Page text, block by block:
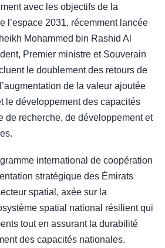
avec les objectifs de la
l’espace 2031, récemment lancée
Mohammed bin Rashid Al
Premier ministre et Souverain
le doublement des retours de
de la valeur ajoutée
le développement des capacités
de recherche, de développement et
international de coopération
stratégique des Émirats
spatial, axée sur la
spatial national résilient qui
tout en assurant la durabilité
des capacités nationales.